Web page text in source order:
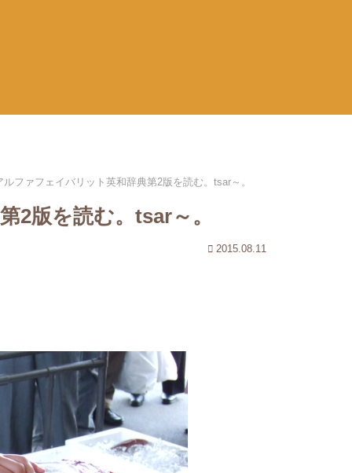
ルファフェイバリット英和辞典第2版を読む。tsar～。
2版を読む。tsar～。
2015.08.11